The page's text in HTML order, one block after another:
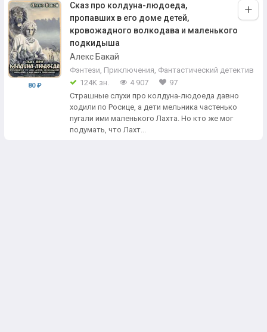
80 ₽
Сказ про колдуна-людоеда,
пропавших в его доме детей,
кровожадного волкодава и маленького
подкидыша
Алекс Бакай
Фэнтези, Приключения, Фантастический детектив
124K зн.
4 907
97
Страшные слухи про колдуна-людоеда давно
ходили по Росице, а дети мельника частенько
пугали ими маленького Лахта. Но кто же мог
подумать, что Лахт...